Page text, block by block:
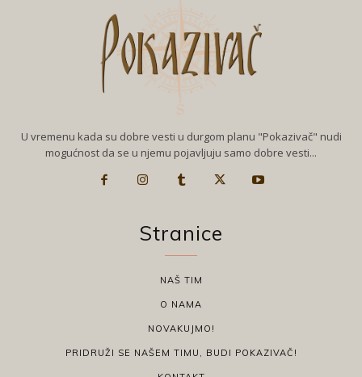
U vremenu kada su dobre vesti u durgom planu "Pokazivač" nudi
mogućnost da se u njemu pojavljuju samo dobre vesti...
Stranice
NAŠ TIM
O NAMA
NOVAKUJMO!
PRIDRUŽI SE NAŠEM TIMU, BUDI POKAZIVAČ!